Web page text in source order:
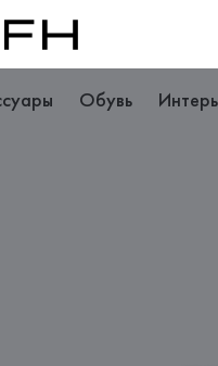
Обувь